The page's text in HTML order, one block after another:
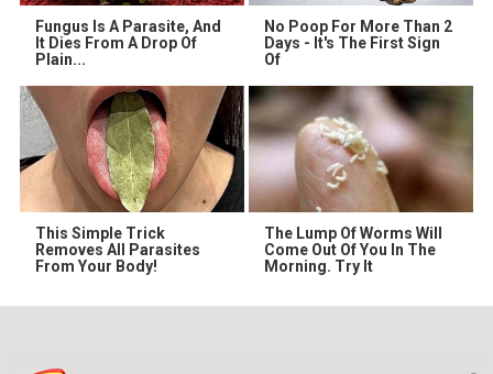
Fungus Is A Parasite, And
It Dies From A Drop Of
Plain...
No Poop For More Than 2
Days - It's The First Sign
Of
This Simple Trick
Removes All Parasites
From Your Body!
The Lump Of Worms Will
Come Out Of You In The
Morning. Try It